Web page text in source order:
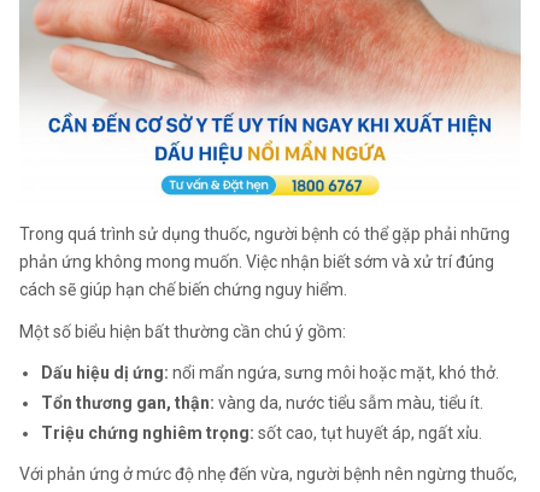
Trong quá trình sử dụng thuốc, người bệnh có thể gặp phải những
phản ứng không mong muốn. Việc nhận biết sớm và xử trí đúng
cách sẽ giúp hạn chế biến chứng nguy hiểm.
Một số biểu hiện bất thường cần chú ý gồm:
Dấu hiệu dị ứng: nổi mẩn ngứa, sưng môi hoặc mặt, khó thở.
Tổn thương gan, thận: vàng da, nước tiểu sẫm màu, tiểu ít.
Triệu chứng nghiêm trọng: sốt cao, tụt huyết áp, ngất xỉu.
Với phản ứng ở mức độ nhẹ đến vừa, người bệnh nên ngừng thuốc,